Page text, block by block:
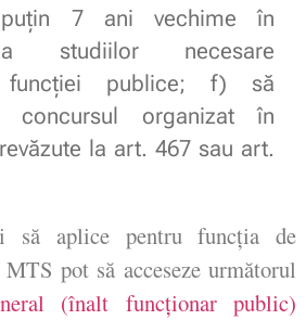
7 ani vechime în
studiilor necesare
funcției publice;f)
să
concursul organizat în
la art. 467 sau art.
să aplice pentru funcția de
pot să acceseze următorul